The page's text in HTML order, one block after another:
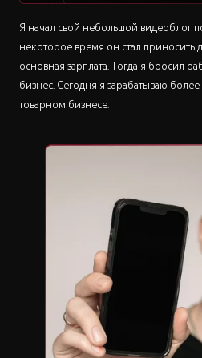
Я начал свой небольшой видеоблог
некоторое время он стал
основная зарплата. Тогда я бросил
бизнес. Сегодня я зарабатываю
товарном бизнесе.